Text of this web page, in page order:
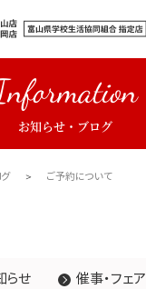
お知らせ・ブログ
ご予約について
らせ
催事・フェア